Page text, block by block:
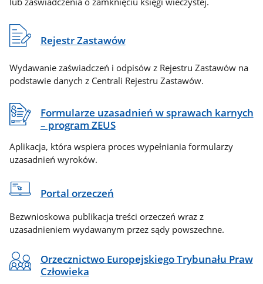
Rejestr Zastawów
Wydawanie zaświadczeń i odpisów z Rejestru Zastawów na
podstawie danych z Centrali Rejestru Zastawów.
Formularze uzasadnień w sprawach karnych
– program ZEUS
Aplikacja, która wspiera proces wypełniania formularzy
uzasadnień wyroków.
Portal orzeczeń
Bezwnioskowa publikacja treści orzeczeń wraz z
uzasadnieniem wydawanym przez sądy powszechne.
Orzecznictwo Europejskiego Trybunału Praw
Człowieka